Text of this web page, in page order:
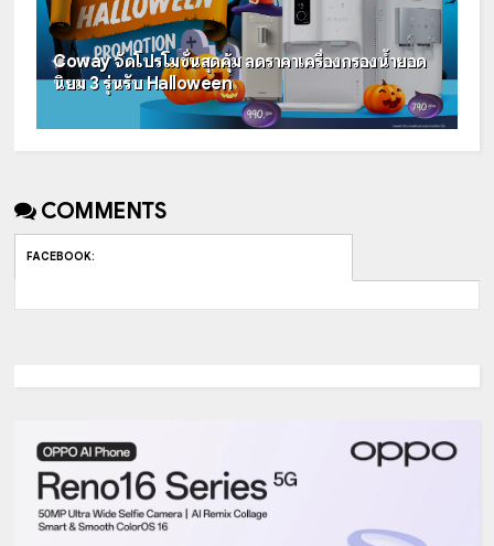
Coway จัดโปรโมชั่นสุดคุ้ม ลดราคาเครื่องกรองน้ำยอด
นิยม 3 รุ่นรับ Halloween
COMMENTS
FACEBOOK: